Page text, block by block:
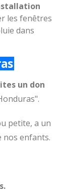
les fenêtres
dans
un don
petite, a un
nos enfants.